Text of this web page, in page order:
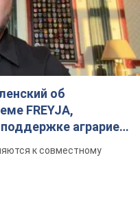
об
FREYJA,
аграриев.
к совместному